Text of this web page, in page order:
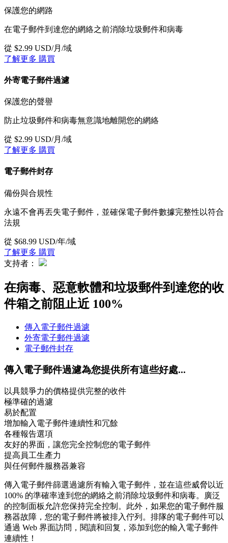
保護您的網路
在電子郵件到達您的網絡之前消除垃圾郵件和病毒
從 $2.99 USD/月/域
了解更多 購買
外寄電子郵件過濾
保護您的聲譽
防止垃圾郵件和病毒無意識地離開您的網絡
從 $2.99 USD/月/域
了解更多 購買
電子郵件封存
備份與合規性
永遠不會再丟失電子郵件，並確保電子郵件數據完整性以符合
法規
從 $68.99 USD/年/域
了解更多 購買
支持者：
在病毒、惡意軟體和垃圾郵件到達您的收
件箱之前阻止近 100%
傳入電子郵件過濾
外寄電子郵件過濾
電子郵件封存
傳入電子郵件過濾為您提供所有這些好處...
以具競爭力的價格提供完整的收件
極準確的過濾
易於配置
增加輸入電子郵件連續性和冗餘
各種報告選項
友好的界面，讓您完全控制您的電子郵件
提高員工生產力
與任何郵件服務器兼容
傳入電子郵件篩選過濾所有輸入電子郵件，並在這些威脅以近
100% 的準確率達到您的網絡之前消除垃圾郵件和病毒。廣泛
的控制面板允許您保持完全控制。此外，如果您的電子郵件服
務器故障，您的電子郵件將被排入佇列。排隊的電子郵件可以
通過 Web 界面訪問，閱讀和回复，添加到您的輸入電子郵件
連續性！